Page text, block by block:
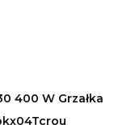
400 W Grzałka